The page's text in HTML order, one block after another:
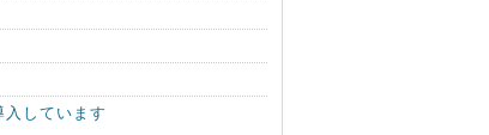
しています